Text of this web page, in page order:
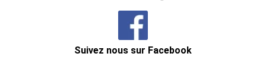
Suivez nous sur Facebook